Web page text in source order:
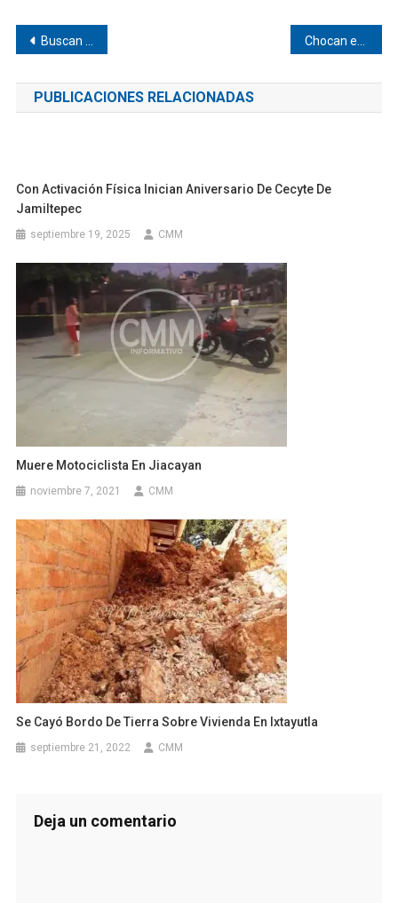
Navegación
de
entradas
Buscan a Ramón Gómez de Huazolotitlán
PUBLICACIONES RELACIONADAS
Con Activación Física Inician Aniversario De Cecyte De
Jamiltepec
septiembre 19, 2025 CMM
Muere Motociclista En Jiacayan
noviembre 7, 2021 CMM
Se Cayó Bordo De Tierra Sobre Vivienda En Ixtayutla
septiembre 21, 2022 CMM
Deja un comentario